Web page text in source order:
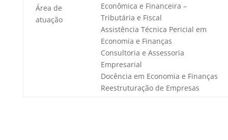
Área de
atuação
Econômica e Financeira –
Tributária e Fiscal
Assistência Técnica Pericial em
Economia e Finanças
Consultoria e Assessoria
Empresarial
Docência em Economia e Finanças
Reestruturação de Empresas